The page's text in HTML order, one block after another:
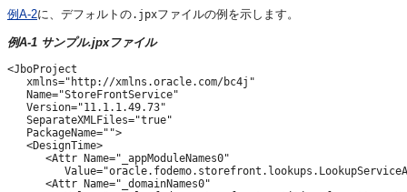
例A-2に、デフォルトの.jpxファイルの例を示します。
例A-1 サンプル.jpxファイル
<JboProject
   xmlns="http://xmlns.oracle.com/bc4j"
   Name="StoreFrontService"
   Version="11.1.1.49.73"
   SeparateXMLFiles="true"
   PackageName="">
   <DesignTime>
      <Attr Name="_appModuleNames0"
      <Attr Name="_domainNames0"